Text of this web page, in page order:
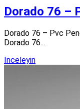
Dorado 76 –
Dorado 76 – Pvc
Dorado 76...
İnceleyin